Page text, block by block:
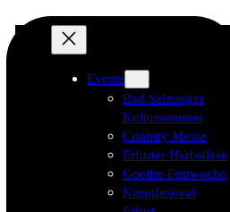
Events
Bad Salzunger
Kultursommer
Country Messe
Erfurter Herbstlese
Goethe-Festwoche
Krimifestival